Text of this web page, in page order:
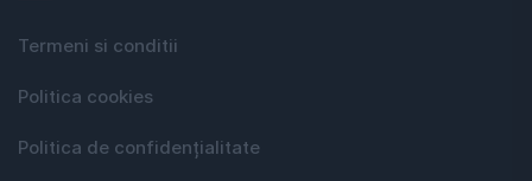
Termeni si conditii
Politica cookies
Politica de confidențialitate